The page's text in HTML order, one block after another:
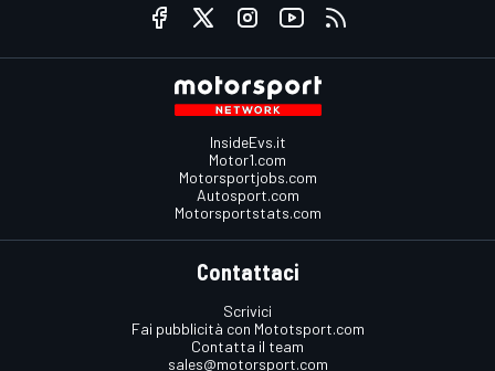
InsideEvs.it
Motor1.com
Motorsportjobs.com
Autosport.com
Motorsportstats.com
Contattaci
Scrivici
Fai pubblicità con Mototsport.com
Contatta il team
sales@motorsport.com